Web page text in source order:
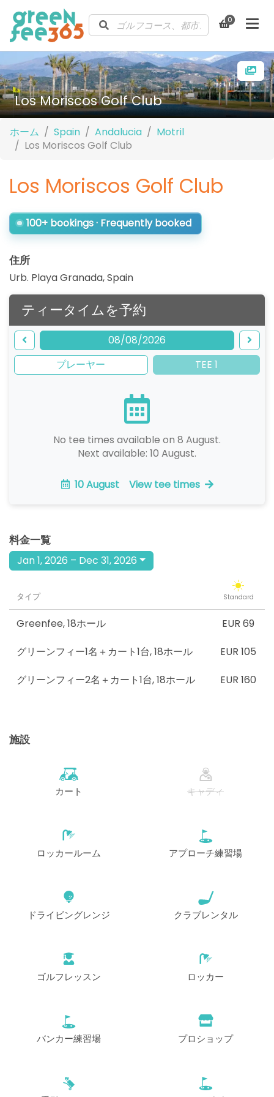
0
Los Moriscos Golf Club
ホーム Spain Andalucia
Motril
Los Moriscos Golf Club
Los Moriscos Golf Club
100+ bookings · Frequently booked
住所
Urb. Playa Granada,Spain
ティータイムを予約
08/08/2026
プレーヤー
TEE 1
No tee times available on 8 August.
Next available: 10 August.
10 August View tee times
料金一覧
Jan 1, 2026 – Dec 31, 2026
タイプ Standard
Greenfee,18ホール
EUR 69
グリーンフィー1名＋カート1台,18ホール
EUR 105
グリーンフィー2名＋カート1台,18ホール EUR 160
施設
カート キャディ
ロッカールーム アプローチ練習場
ドライビングレンジ クラブレンタル
ゴルフレッスン ロッカー
バンカー練習場 プロショップ